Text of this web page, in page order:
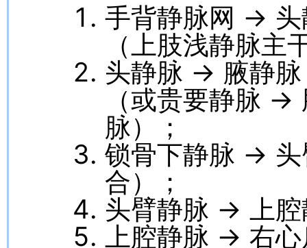
手背静脉网 → 头
（上肢浅静脉主
头静脉 → 腋静
（或贵要静脉
脉）；
锁骨下静脉 → 头
合）；
头臂静脉 → 上腔
上腔静脉 → 右